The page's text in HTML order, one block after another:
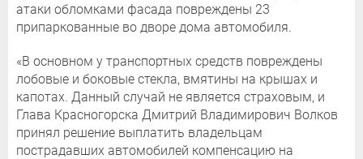
атаки обломками фасада повреждены 23
припаркованные во дворе дома автомобиля.
«В основном у транспортных средств повреждены
лобовые и боковые стекла, вмятины на крышах и
капотах. Данный случай не является страховым, и
Глава Красногорска Дмитрий Владимирович Волков
принял решение выплатить владельцам
пострадавших автомобилей компенсацию на